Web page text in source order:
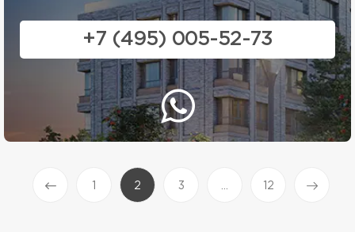
+7 (495) 005-52-73
2 (current)
3 12